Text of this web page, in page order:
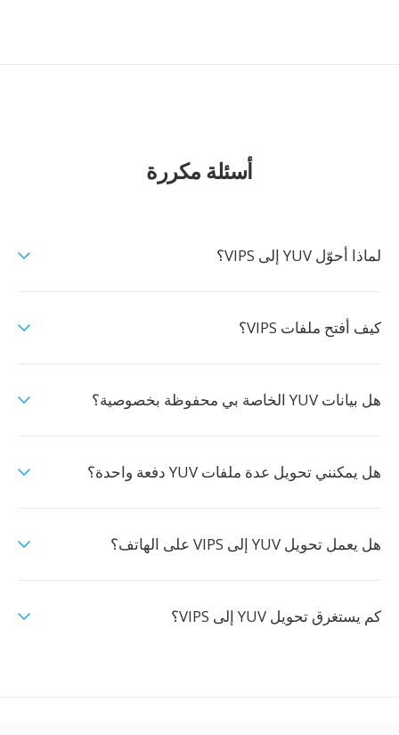
أسئلة مكررة
لماذا أحوّل YUV إلى VIPS؟
كيف أفتح ملفات VIPS؟
هل بيانات YUV الخاصة بي محفوظة بخصوصية؟
هل يمكنني تحويل عدة ملفات YUV دفعة واحدة؟
هل يعمل تحويل YUV إلى VIPS على الهاتف؟
كم يستغرق تحويل YUV إلى VIPS؟